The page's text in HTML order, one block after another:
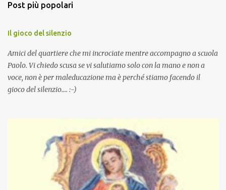
Post più popolari
Il gioco del silenzio
Amici del quartiere che mi incrociate mentre accompagno a scuola
Paolo. Vi chiedo scusa se vi salutiamo solo con la mano e non a
voce, non è per maleducazione ma è perché stiamo facendo il
gioco del silenzio.... :-)